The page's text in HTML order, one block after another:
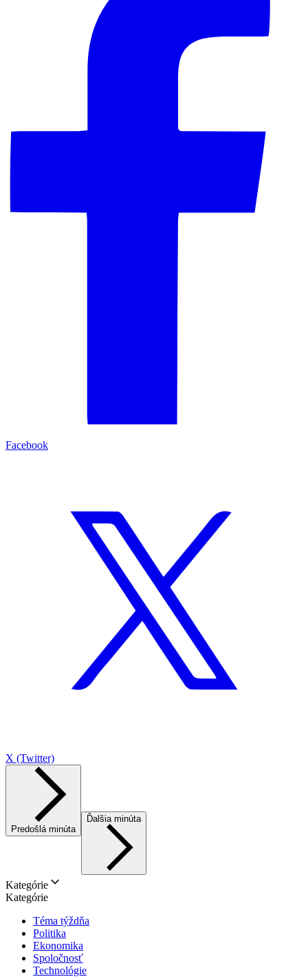
Facebook
X (Twitter)
Predošlá minúta
Ďalšia minúta
Kategórie
Kategórie
Téma týždňa
Politika
Ekonomika
Spoločnosť
Technológie